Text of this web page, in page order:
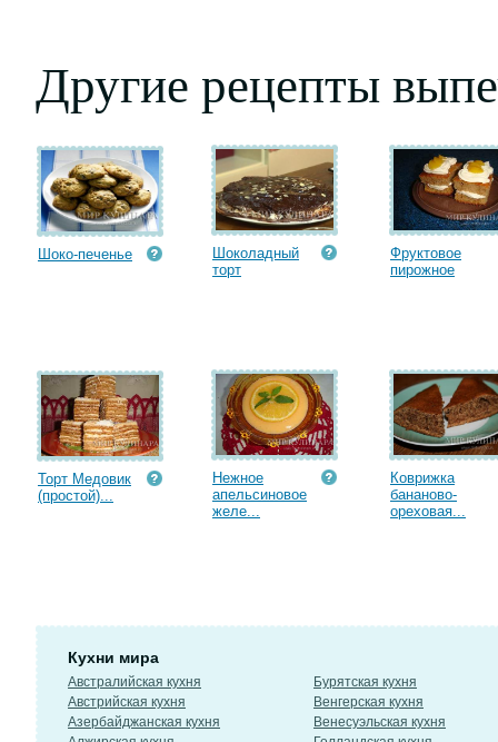
Другие рецепты
Шоко-печенье
Шоколадный
торт
Фруктовое
пирожное
Торт Медовик
(простой)...
Нежное
апельсиновое
желе...
Коврижка
бананово-
ореховая...
Кухни мира
Австралийская кухня
Австрийская кухня
Азербайджанская кухня
Бурятская кухня
Венгерская кухня
Венесуэльская кухня